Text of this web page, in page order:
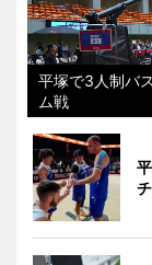
平塚で3人制バ
ム戦